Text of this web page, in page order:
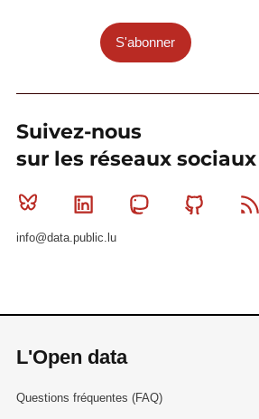
S'abonner
Suivez-nous
sur les réseaux sociaux
Bluesky Linkedin MastodonGithub
info@data.public.lu
L'Open data
Questions fréquentes (FAQ)